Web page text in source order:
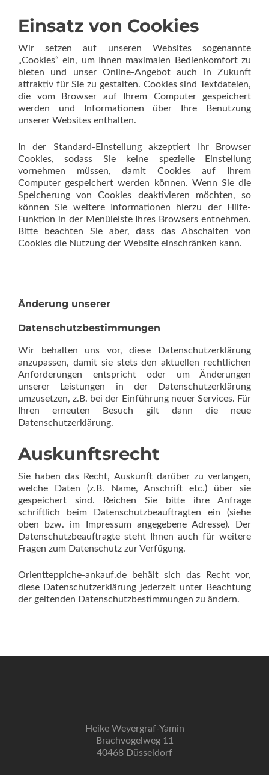
Einsatz von Cookies
Wir setzen auf unseren Websites sogenannte
„Cookies“ ein, um Ihnen maximalen Bedienkomfort zu
bieten und unser Online-Angebot auch in Zukunft
attraktiv für Sie zu gestalten. Cookies sind Textdateien,
die vom Browser auf Ihrem Computer gespeichert
werden und Informationen über Ihre Benutzung
unserer Websites enthalten.
In der Standard-Einstellung akzeptiert Ihr Browser
Cookies, sodass Sie keine spezielle Einstellung
vornehmen müssen, damit Cookies auf Ihrem
Computer gespeichert werden können. Wenn Sie die
Speicherung von Cookies deaktivieren möchten, so
können Sie weitere Informationen hierzu der Hilfe-
Funktion in der Menüleiste Ihres Browsers entnehmen.
Bitte beachten Sie aber, dass das Abschalten von
Cookies die Nutzung der Website einschränken kann.
Änderung unserer
Datenschutzbestimmungen
Wir behalten uns vor, diese Datenschutzerklärung
anzupassen, damit sie stets den aktuellen rechtlichen
Anforderungen entspricht oder um Änderungen
unserer Leistungen in der Datenschutzerklärung
umzusetzen, z.B. bei der Einführung neuer Services. Für
Ihren erneuten Besuch gilt dann die neue
Datenschutzerklärung.
Auskunftsrecht
Sie haben das Recht, Auskunft darüber zu verlangen,
welche Daten (z.B. Name, Anschrift etc.) über sie
gespeichert sind. Reichen Sie bitte ihre Anfrage
schriftlich beim Datenschutzbeauftragten ein (siehe
oben bzw. im Impressum angegebene Adresse). Der
Datenschutzbeauftragte steht Ihnen auch für weitere
Fragen zum Datenschutz zur Verfügung.
Orientteppiche-ankauf.de behält sich das Recht vor,
diese Datenschutzerklärung jederzeit unter Beachtung
der geltenden Datenschutzbestimmungen zu ändern.
Heike Weyergraf-Yamin
Brachvogelweg 11
40468 Düsseldorf